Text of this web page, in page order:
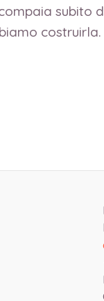
subito